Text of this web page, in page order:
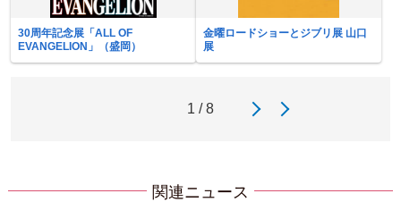
30周年記念展「ALL OF
EVANGELION」（盛岡）
金曜ロードショーとジブリ展 山口
展
1 / 8
関連ニュース